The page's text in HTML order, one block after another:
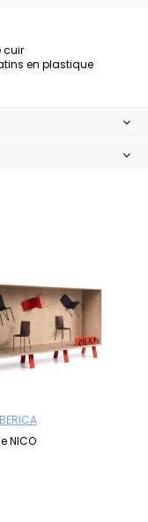
NICO
cuir
en plastique